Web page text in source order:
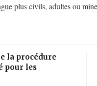
plus civils, adultes ou
la procédure
pour les